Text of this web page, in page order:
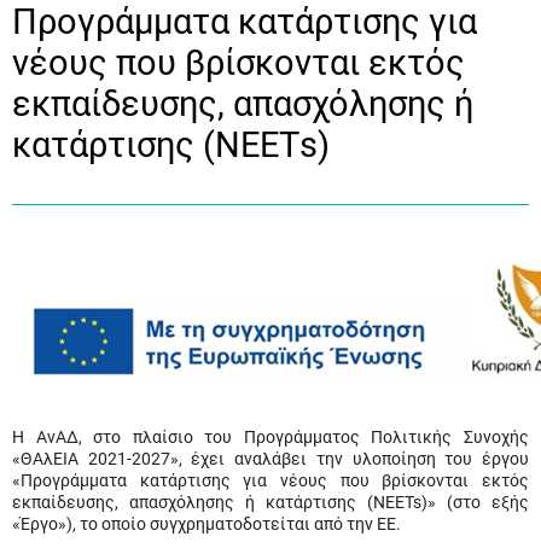
Προγράμματα κατάρτισης για
νέους που βρίσκονται εκτός
εκπαίδευσης, απασχόλησης ή
κατάρτισης (ΝΕΕΤs)
Η ΑνΑΔ, στο πλαίσιο του Προγράμματος Πολιτικής Συνοχής
«ΘΑλΕΙΑ 2021-2027», έχει αναλάβει την υλοποίηση του έργου
«Προγράμματα κατάρτισης για νέους που βρίσκονται εκτός
εκπαίδευσης, απασχόλησης ή κατάρτισης (NEETs)» (στο εξής
«Έργο»), το οποίο συγχρηματοδοτείται από την ΕΕ.